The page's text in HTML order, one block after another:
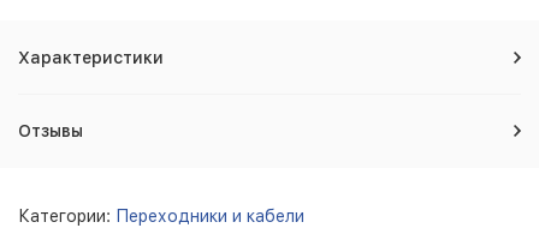
Характеристики
Отзывы
Категории: Переходники и кабели